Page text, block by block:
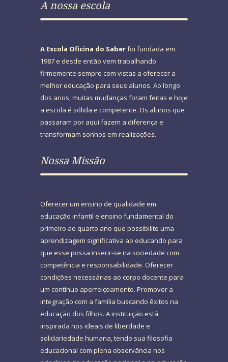
A nossa escola
A Escola Oficina do Saberfoi fundada em
1987 e desde então vem trabalhando
firmemente sempre com vistas a oferecer a
melhor educação para seus alunos. Ao longo
dos anos, muitas mudanças foram feitas e hoje
a escola é sólida e competente. Os alunos que
passaram por aqui fazem a diferença e
transformam sonhos em realizações.
Nossa Missão
Oferecer um ensino de qualidade em
educação infantil e ensino fundamental do
primeiro ao quarto ano que possibilite uma
aprendizagem significativa ao educando para
que esse possa inserir-se na sociedade com
competência e responsabilidade. Oferecer
condições necessárias ao corpo docente para
um contínuo aperfeiçoamento. Promover a
integração com a família buscando êxitos na
educação dos filhos. A instituição está
inspirada nos ideais de liberdade e
solidariedade humana, tendo sua filosofia
educacional com plena observância nos